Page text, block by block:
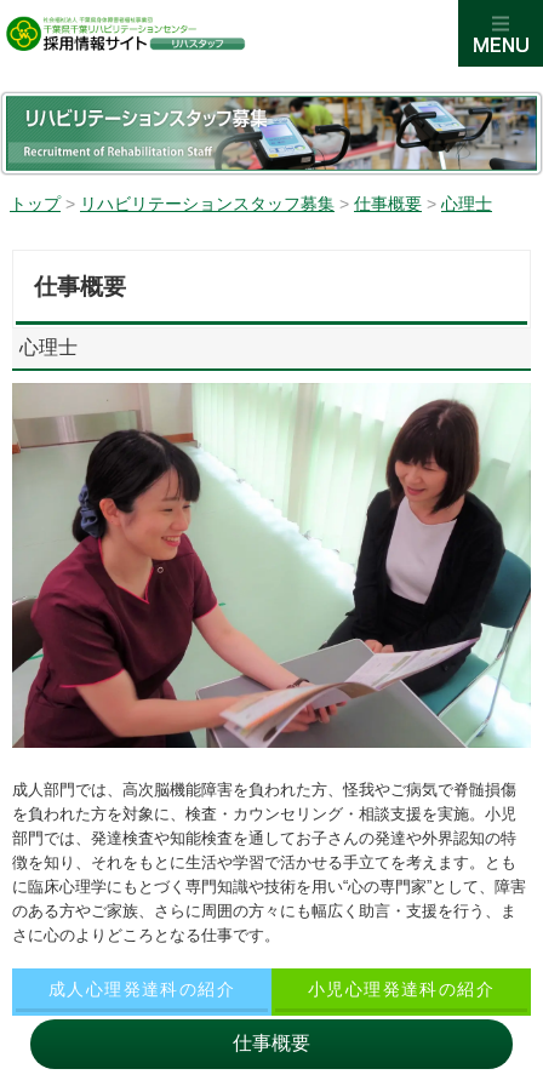
トップ > リハビリテーションスタッフ募集 > 仕事概要 > 心理士
仕事概要
心理士
成人部門では、高次脳機能障害を負われた方、怪我やご病気で脊髄損傷
を負われた方を対象に、検査・カウンセリング・相談支援を実施。小児
部門では、発達検査や知能検査を通してお子さんの発達や外界認知の特
徴を知り、それをもとに生活や学習で活かせる手立てを考えます。とも
に臨床心理学にもとづく専門知識や技術を用い“心の専門家”として、障害
のある方やご家族、さらに周囲の方々にも幅広く助言・支援を行う、ま
さに心のよりどころとなる仕事です。
成人心理発達科の紹介 小児心理発達科の紹介
仕事概要